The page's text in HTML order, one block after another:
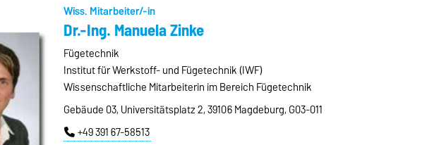
Wiss. Mitarbeiter/-in
Dr.-Ing. Manuela Zinke
Fügetechnik
Institut für Werkstoff- und Fügetechnik (IWF)
Wissenschaftliche Mitarbeiterin im Bereich Fügetechnik
Gebäude 03, Universitätsplatz 2, 39106 Magdeburg, G03-011
+49 391 67-58513